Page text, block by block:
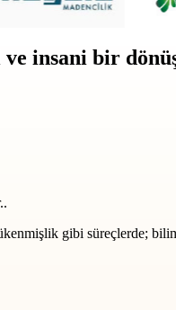
ve insani bir
gibi süreçlerde;